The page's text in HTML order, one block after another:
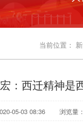
当前位置：
：西迁精神是
05-03 08:36 浏览量：